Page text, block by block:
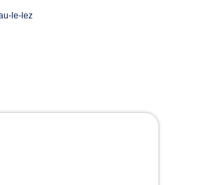
le-lez